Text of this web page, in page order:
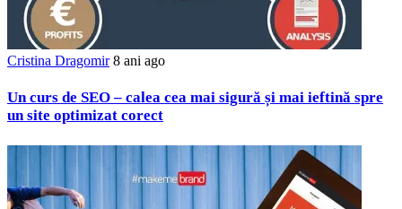
Cristina Dragomir 8 ani ago
Un curs de SEO – calea cea mai sigură și mai ieftină spre
un site optimizat corect